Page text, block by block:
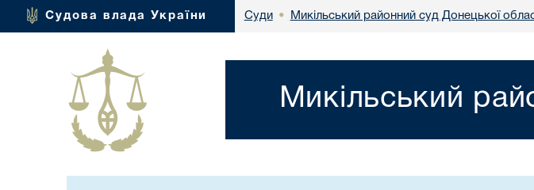
Судова влада України Суди • Микільський районний суд Донецької
Микільський